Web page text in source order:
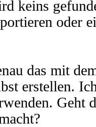
keins
oder
das mit
erstellen.
Geht